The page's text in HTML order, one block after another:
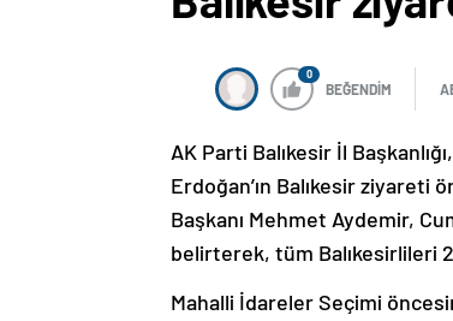
0
BEĞENDİM
AK Parti Balıkesir İl
Erdoğan’ın Balıkesir ziyareti
Başkanı Mehmet Aydemir,
belirterek, tüm Balıkesirlileri
Mahalli İdareler Seçimi